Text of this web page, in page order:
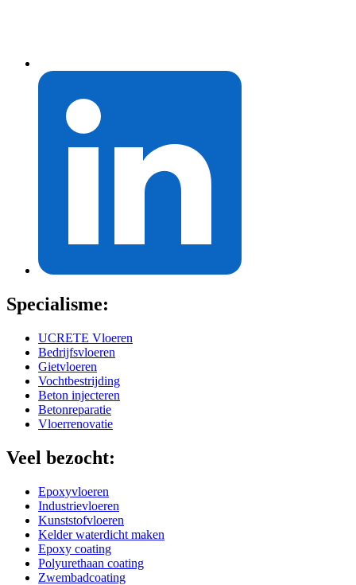
Specialisme:
UCRETE Vloeren
Bedrijfsvloeren
Gietvloeren
Vochtbestrijding
Beton injecteren
Betonreparatie
Vloerrenovatie
Veel bezocht:
Epoxyvloeren
Industrievloeren
Kunststofvloeren
Kelder waterdicht maken
Epoxy coating
Polyurethaan coating
Zwembadcoating